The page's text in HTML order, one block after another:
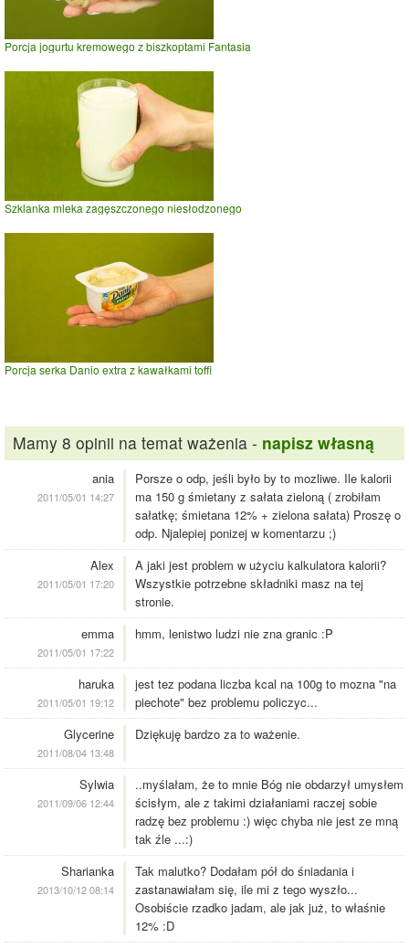
Porcja jogurtu kremowego z biszkoptami Fantasia
Szklanka mleka zagęszczonego niesłodzonego
Porcja serka Danio extra z kawałkami toffi
Mamy 8 opinii na temat ważenia - napisz własną
ania
2011/05/01 14:27
Porsze o odp, jeśli było by to mozliwe. Ile kalorii
ma 150 g śmietany z sałata zieloną ( zrobiłam
sałatkę; śmietana 12% + zielona sałata) Proszę o
odp. Njalepiej ponizej w komentarzu ;)
Alex
2011/05/01 17:20
A jaki jest problem w użyciu kalkulatora kalorii?
Wszystkie potrzebne składniki masz na tej
stronie.
emma
2011/05/01 17:22
hmm, lenistwo ludzi nie zna granic :P
haruka
2011/05/01 19:12
jest tez podana liczba kcal na 100g to mozna "na
piechote" bez problemu policzyc...
Glycerine
2011/08/04 13:48
Dziękuję bardzo za to ważenie.
Sylwia
2011/09/06 12:44
..myślałam, że to mnie Bóg nie obdarzył umysłem
ścisłym, ale z takimi działaniami raczej sobie
radzę bez problemu :) więc chyba nie jest ze mną
tak źle ...:)
Sharianka
2013/10/12 08:14
Tak malutko? Dodałam pół do śniadania i
zastanawiałam się, ile mi z tego wyszło...
Osobiście rzadko jadam, ale jak już, to właśnie
12% :D